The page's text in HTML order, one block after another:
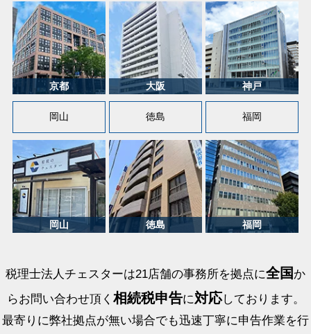
岡山 徳島 福岡
税理士法人チェスターは21店舗の事務所を拠点に全国 か
らお問い合わせ頂く 相続税申告に対応しております。
最寄りに弊社拠点が無い場合でも迅速丁寧に申告作業を行